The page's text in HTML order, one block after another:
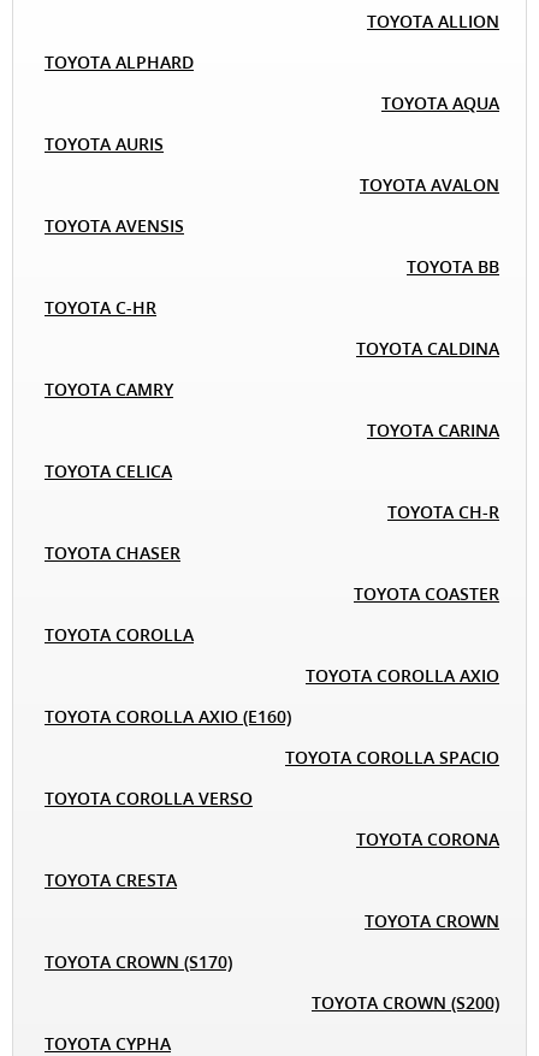
TOYOTA ALLION
TOYOTA ALPHARD
TOYOTA AQUA
TOYOTA AURIS
TOYOTA AVALON
TOYOTA AVENSIS
TOYOTA BB
TOYOTA C-HR
TOYOTA CALDINA
TOYOTA CAMRY
TOYOTA CARINA
TOYOTA CELICA
TOYOTA CH-R
TOYOTA CHASER
TOYOTA COASTER
TOYOTA COROLLA
TOYOTA COROLLA AXIO
TOYOTA COROLLA AXIO (E160)
TOYOTA COROLLA SPACIO
TOYOTA COROLLA VERSO
TOYOTA CORONA
TOYOTA CRESTA
TOYOTA CROWN
TOYOTA CROWN (S170)
TOYOTA CROWN (S200)
TOYOTA CYPHA